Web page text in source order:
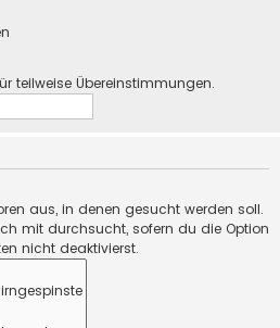
teilweise Übereinstimmungen.
aus, in denen gesucht werden soll.
mit durchsucht, sofern du die Option
nicht deaktivierst.